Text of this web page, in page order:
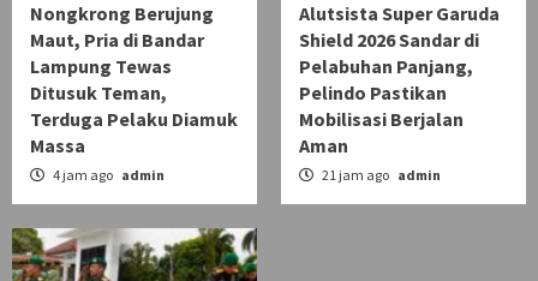
Nongkrong Berujung
Maut, Pria di Bandar
Lampung Tewas
Ditusuk Teman,
Terduga Pelaku Diamuk
Massa
4 jam ago admin
Alutsista Super Garuda
Shield 2026 Sandar di
Pelabuhan Panjang,
Pelindo Pastikan
Mobilisasi Berjalan
Aman
21 jam ago admin